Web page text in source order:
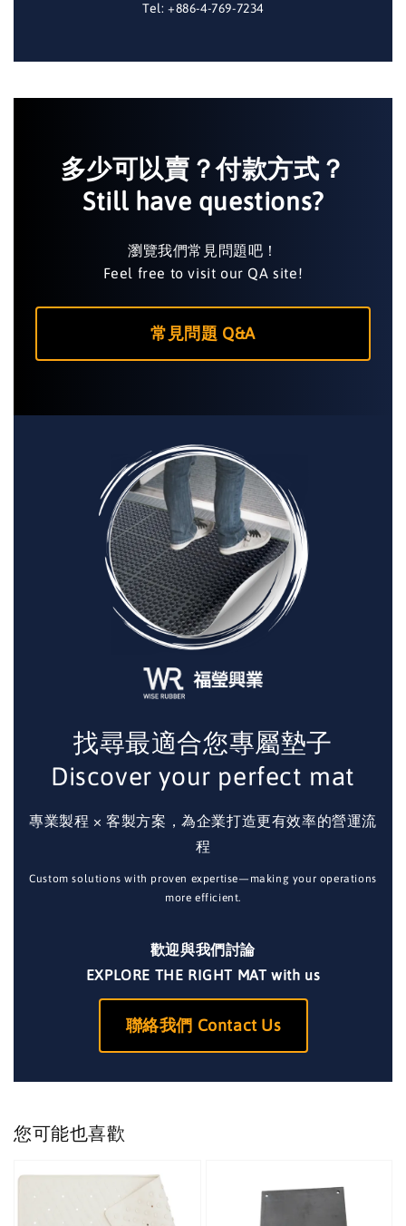
Tel: +886-4-769-7234
多少可以賣？付款方式？
Still have questions?
瀏覽我們常見問題吧！
Feel free to visit our QA site!
常見問題 Q&A
找尋最適合您專屬墊子
Discover your perfect mat
專業製程 × 客製方案，為企業打造更有效率的營運流
程
Custom solutions with proven expertise—making your operations
more efficient.
歡迎與我們討論
EXPLORE THE RIGHT MAT with us
聯絡我們 Contact Us
您可能也喜歡